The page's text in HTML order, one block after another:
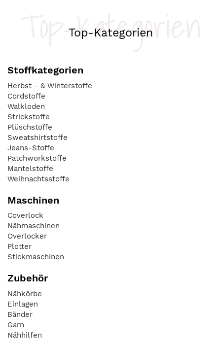
Top-Kategorien
Top-Kategorien
Stoffkategorien
Herbst - & Winterstoffe
Cordstoffe
Walkloden
Strickstoffe
Plüschstoffe
Sweatshirtstoffe
Jeans-Stoffe
Patchworkstoffe
Mantelstoffe
Weihnachtsstoffe
Maschinen
Coverlock
Nähmaschinen
Overlocker
Plotter
Stickmaschinen
Zubehör
Nähkörbe
Einlagen
Bänder
Garn
Nähhilfen